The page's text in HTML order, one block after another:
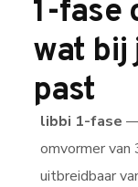
1-fase
wat bij
past
libbi 1-fase —
omvormer
uitbreidbaar